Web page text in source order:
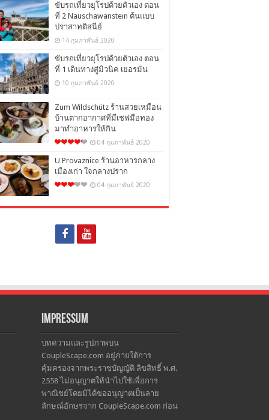
ขับรถเที่ยวยุโรปด้วยตัวเอง ตอน
ที่ 2 Nauschawanstein ต้นแบบ
ปราสาทดิสนีย์
14 กุมภาพันธ์ 2020
ขับรถเที่ยวยุโรปด้วยตัวเอง ตอน
ที่ 1 เดินทางสู่มิวนิค เยอรมัน
10 กุมภาพันธ์ 2020
Zum Wildschütz ร้านสวยเหมือน
บ้านตากอากาศที่มีเชฟมือทอง
มาทำอาหารให้กิน
04 กุมภาพันธ์ 2020
U Provaznice ร้านอาหารกลาง
เมืองเก่า ใจกลางปราก
04 กุมภาพันธ์ 2020
Impressum
บทความและรูปภาพบน
CoupleScape.com อยู่ภายใต้การ
คุ้มครองจากพระราชบัญญัติ ลิขสิทธิ์ พ.ศ.
2558 ไม่อนุญาตให้นำไปใช้เพื่อการ
พาณิชย์โดยมิได้ขออนุญาตเป็นลาย
ลักษณ์อักษรจาก CoupleScape.com ก่อน